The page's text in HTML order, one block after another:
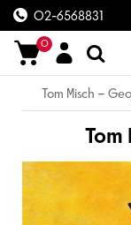
02-6568831
0
Tom Misch –